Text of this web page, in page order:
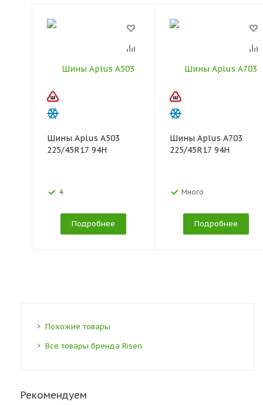
Шины Aplus A503
225/45R17 94H
4
Подробнее
Шины Aplus A703
225/45R17 94H
Много
Подробнее
Похожие товары
Все товары бренда Risen
Рекомендуем